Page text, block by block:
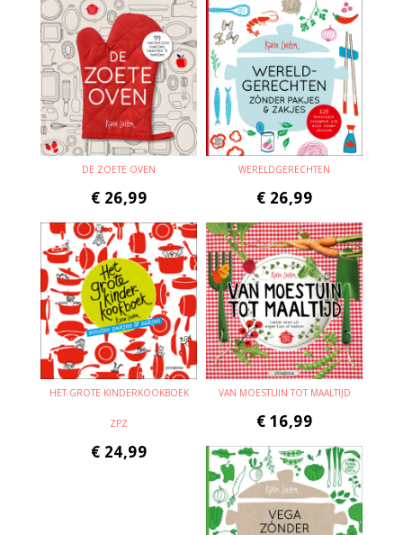
DE ZOETE OVEN
€ 26,99
WERELDGERECHTEN
€ 26,99
HET GROTE KINDERKOOKBOEK
ZPZ
€ 24,99
VAN MOESTUIN TOT MAALTIJD
€ 16,99